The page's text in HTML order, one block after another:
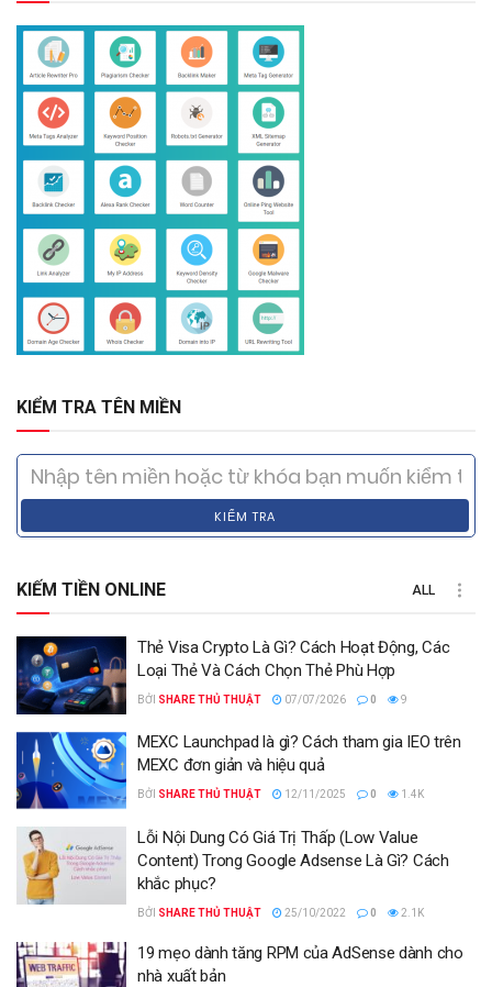
KIỂM TRA TÊN MIỀN
KIỂM TRA
KIẾM TIỀN ONLINE ALL
Thẻ Visa Crypto Là Gì? Cách Hoạt Động, Các
Loại Thẻ Và Cách Chọn Thẻ Phù Hợp
BỞI SHARE THỦ THUẬT 07/07/2026 0 9
MEXC Launchpad là gì? Cách tham gia IEO trên
MEXC đơn giản và hiệu quả
BỞI SHARE THỦ THUẬT 12/11/2025 0 1.4K
Lỗi Nội Dung Có Giá Trị Thấp (Low Value
Content) Trong Google Adsense Là Gì? Cách
khắc phục?
BỞI SHARE THỦ THUẬT 25/10/2022 0 2.1K
19 mẹo dành tăng RPM của AdSense dành cho
nhà xuất bản